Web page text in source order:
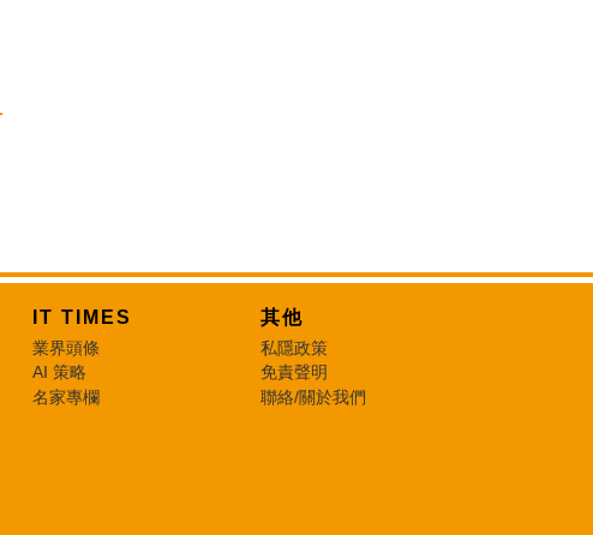
IT TIMES
業界頭條
AI 策略
名家專欄
其他
私隱政策
免責聲明
聯絡/關於我們